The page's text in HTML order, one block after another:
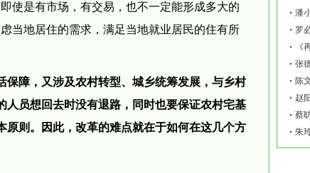
使是有市场，有交易，也不一定能形成多大的
当地居住的需求，满足当地就业居民的住有所
障，又涉及农村转型、城乡统筹发展，与乡村
员想回去时没有退路，同时也要保证农村宅基
则。因此，改革的难点就在于如何在这几个方
罗
张
赵
蔡
朱